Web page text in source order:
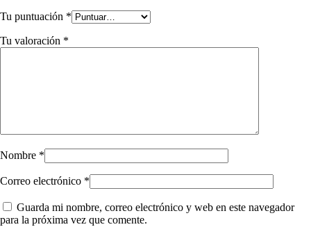
Tu puntuación *
Tu valoración *
Nombre *
Correo electrónico *
Guarda mi nombre, correo electrónico y web en este navegador
para la próxima vez que comente.